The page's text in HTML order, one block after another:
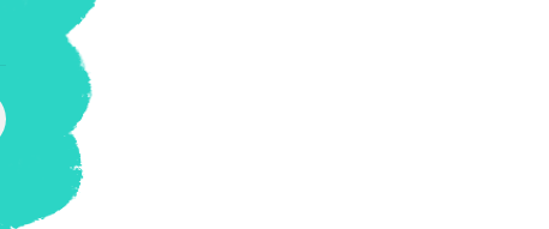
Informatica
Latijn
Maatschappijleer
Muziek
Natuurkunde
Nederlands